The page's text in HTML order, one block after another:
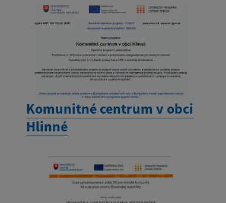
Komunitné centrum v obci
Hlinné